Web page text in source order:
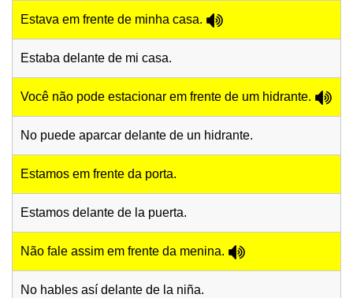
Estava em frente de minha casa.
Estaba delante de mi casa.
Você não pode estacionar em frente de um hidrante.
No puede aparcar delante de un hidrante.
Estamos em frente da porta.
Estamos delante de la puerta.
Não fale assim em frente da menina.
No hables así delante de la niña.